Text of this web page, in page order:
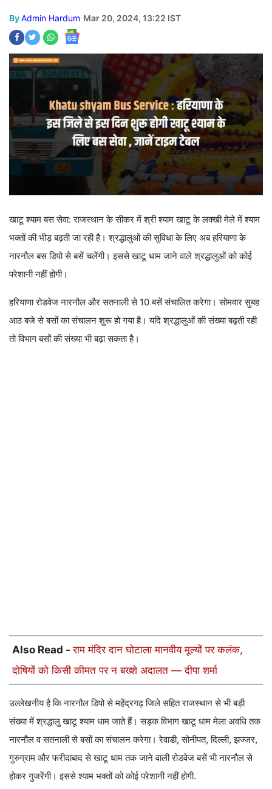
ByAdmin Hardum Mar 20, 2024, 13:22 IST
खाटू श्याम बस सेवा: राजस्थान के सीकर में श्री श्याम खाटू के लक्खी मेले में श्याम
भक्तों की भीड़ बढ़ती जा रही है। श्रद्धालुओं की सुविधा के लिए अब हरियाणा के
नारनौल बस डिपो से बसें चलेंगी। इससे खाटू धाम जाने वाले श्रद्धालुओं को कोई
परेशानी नहीं होगी।
हरियाणा रोडवेज नारनौल और सतनाली से 10 बसें संचालित करेगा। सोमवार सुबह
आठ बजे से बसों का संचालन शुरू हो गया है। यदि श्रद्धालुओं की संख्या बढ़ती रही
तो विभाग बसों की संख्या भी बढ़ा सकता है।
Also Read -राम मंदिर दान घोटाला मानवीय मूल्यों पर कलंक,
दोषियों को किसी कीमत पर न बख्शे अदालत — दीपा शर्मा
उल्लेखनीय है कि नारनौल डिपो से महेंद्रगढ़ जिले सहित राजस्थान से भी बड़ी
संख्या में श्रद्धालु खाटू श्याम धाम जाते हैं। सड़क विभाग खाटू धाम मेला अवधि तक
नारनौल व सतनाली से बसों का संचालन करेगा। रेवाडी, सोनीपत, दिल्ली, झज्जर,
गुरुग्राम और फरीदाबाद से खाटू धाम तक जाने वाली रोडवेज बसें भी नारनौल से
होकर गुजरेंगी। इससे श्याम भक्तों को कोई परेशानी नहीं होगी.